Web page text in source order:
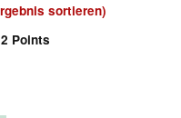
sortieren)
Points